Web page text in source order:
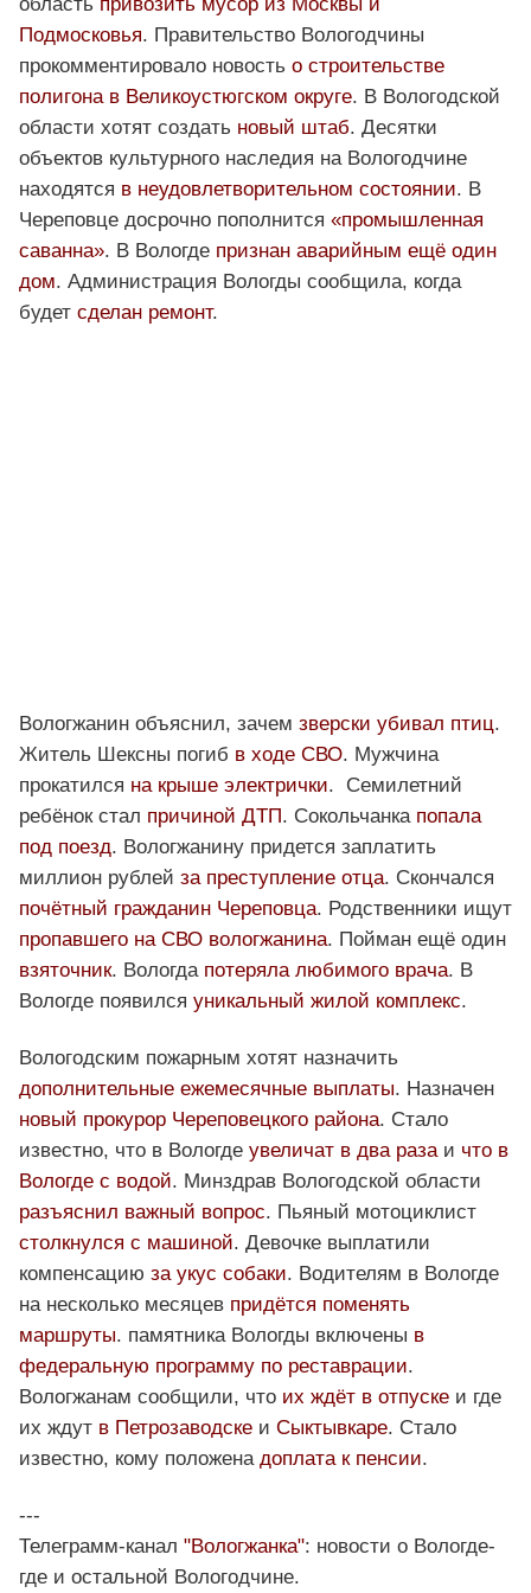
Подмосковья. Правительство Вологодчины
прокомментировало новость о строительстве
полигона в Великоустюгском округе. В Вологодской
области хотят создать новый штаб. Десятки
объектов культурного наследия на Вологодчине
находятся в неудовлетворительном состоянии. В
Череповце досрочно пополнится «промышленная
саванна». В Вологде признан аварийным ещё один
дом. Администрация Вологды сообщила, когда
будет сделан ремонт.
Вологжанин объяснил, зачем зверски убивал птиц.
Житель Шексны погиб в ходе СВО. Мужчина
прокатился на крыше электрички. Семилетний
ребёнок стал причиной ДТП. Сокольчанка попала
под поезд. Вологжанину придется заплатить
миллион рублей за преступление отца. Скончался
почётный гражданин Череповца. Родственники ищут
пропавшего на СВО вологжанина. Пойман ещё один
взяточник. Вологда потеряла любимого врача. В
Вологде появился уникальный жилой комплекс.
Вологодским пожарным хотят назначить
дополнительные ежемесячные выплаты. Назначен
новый прокурор Череповецкого района. Стало
известно, что в Вологде увеличат в два раза и что в
Вологде с водой. Минздрав Вологодской области
разъяснил важный вопрос. Пьяный мотоциклист
столкнулся с машиной. Девочке выплатили
компенсацию за укус собаки. Водителям в Вологде
на несколько месяцев придётся поменять
маршруты. памятника Вологды включены в
федеральную программу по реставрации.
Вологжанам сообщили, что их ждёт в отпуске и где
их ждут в Петрозаводске и Сыктывкаре. Стало
известно, кому положена доплата к пенсии.
---
Телеграмм-канал "Вологжанка": новости о Вологде-
где и остальной Вологодчине.